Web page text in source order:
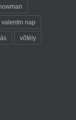
valentin nap
vőfély